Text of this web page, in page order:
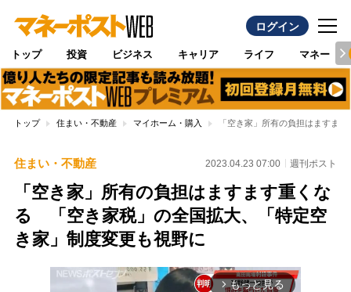
ログイン
トップ 投資 ビジネス キャリア ライフ マネー
トップ 住まい・不動産 マイホーム・購入 「空き家」所有の負担はますま
住まい・不動産 2023.04.23 07:00 週刊ポスト
「空き家」所有の負担はますます重くな
る 「空き家税」の全国拡大、「特定空
き家」制度変更も視野に
arrow_forward_ios もっと見る